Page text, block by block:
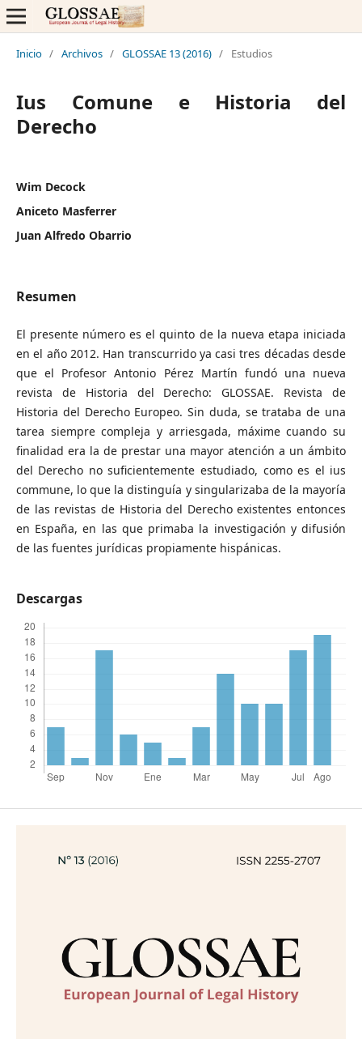
Inicio / Archivos / GLOSSAE 13 (2016) / Estudios
Ius Comune e Historia del
Derecho
Wim Decock
Aniceto Masferrer
Juan Alfredo Obarrio
Resumen
El presente número es el quinto de la nueva etapa iniciada
en el año 2012. Han transcurrido ya casi tres décadas desde
que el Profesor Antonio Pérez Martín fundó una nueva
revista de Historia del Derecho: GLOSSAE. Revista de
Historia del Derecho Europeo. Sin duda, se trataba de una
tarea siempre compleja y arriesgada, máxime cuando su
finalidad era la de prestar una mayor atención a un ámbito
del Derecho no suficientemente estudiado, como es el ius
commune, lo que la distinguía y singularizaba de la mayoría
de las revistas de Historia del Derecho existentes entonces
en España, en las que primaba la investigación y difusión
de las fuentes jurídicas propiamente hispánicas.
Descargas